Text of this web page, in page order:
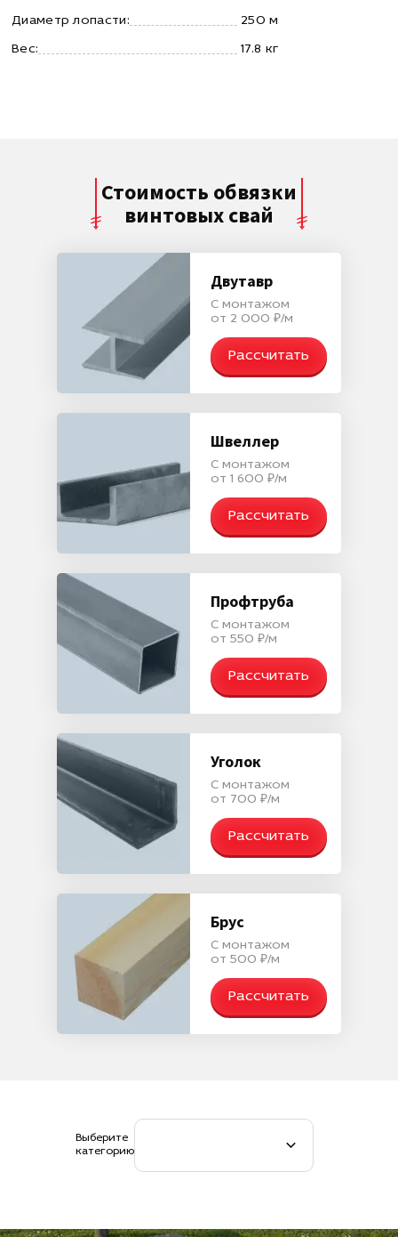
Диаметр лопасти: 250 м
Вес: 17.8 кг
Стоимость обвязки
винтовых свай
Двутавр
С монтажом
от 2 000 ₽/м
Рассчитать
Швеллер
С монтажом
от 1 600 ₽/м
Рассчитать
Профтруба
С монтажом
от 550 ₽/м
Рассчитать
Уголок
С монтажом
от 700 ₽/м
Рассчитать
Брус
С монтажом
от 500 ₽/м
Рассчитать
Выберите
категорию